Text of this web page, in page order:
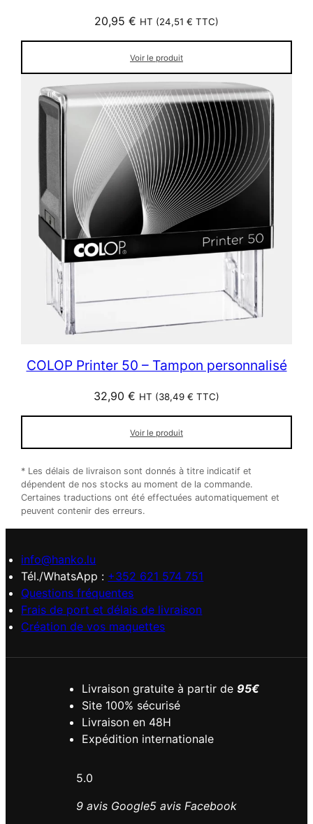
20,95 € HT (24,51 € TTC)
Voir le produit
COLOP Printer 50 – Tampon personnalisé
32,90 € HT (38,49 € TTC)
Voir le produit
* Les délais de livraison sont donnés à titre indicatif et
dépendent de nos stocks au moment de la commande.
Certaines traductions ont été effectuées automatiquement et
peuvent contenir des erreurs.
info@hanko.lu
Tél./WhatsApp : +352 621 574 751
Questions fréquentes
Frais de port et délais de livraison
Création de vos maquettes
Livraison gratuite à partir de 95€
Site 100% sécurisé
Livraison en 48H
Expédition internationale
5.0
9 avis Google5 avis Facebook